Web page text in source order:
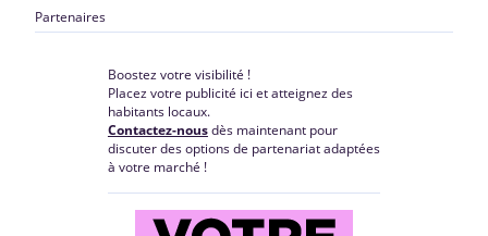
Partenaires
Boostez votre visibilité !
Placez votre publicité ici et atteignez des
habitants locaux.
Contactez-nousdès maintenant pour
discuter des options de partenariat adaptées
à votre marché !